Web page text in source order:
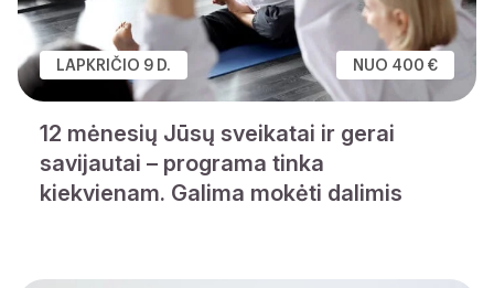
LAPKRIČIO 9 D. NUO 400 €
12 mėnesių Jūsų sveikatai ir gerai
savijautai – programa tinka
kiekvienam. Galima mokėti dalimis